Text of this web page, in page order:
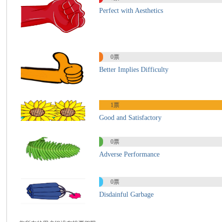
Perfect with Aesthetics
0票
Better Implies Difficulty
1票
Good and Satisfactory
0票
Adverse Performance
0票
Disdainful Garbage